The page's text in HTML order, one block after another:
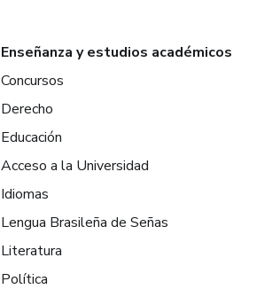
Enseñanza y estudios académicos
Concursos
Derecho
Educación
Acceso a la Universidad
Idiomas
Lengua Brasileña de Señas
Literatura
Política